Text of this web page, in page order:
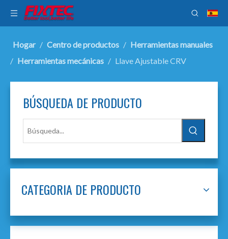
Hogar / Centro de productos / Herramientas manuales
/ Herramientas mecánicas / Llave Ajustable CRV
BÚSQUEDA DE PRODUCTO
CATEGORIA DE PRODUCTO